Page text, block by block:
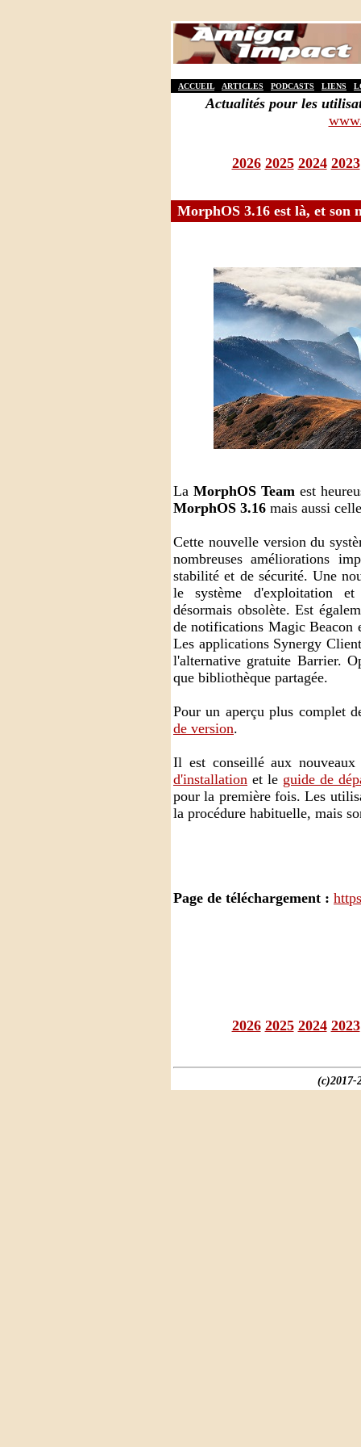
ACCUEIL ARTICLES PODCASTS LIENS
Actualités pour les
2026 2025 2024 2023
MorphOS 3.16 est là, et son
La MorphOS Team est
MorphOS 3.16 mais aussi
Cette nouvelle version du
nombreuses améliorations
stabilité et de sécurité. Une
le système d'exploitation
désormais obsolète. Est
de notifications Magic Beacon
Les applications Synergy
l'alternative gratuite Barrier.
que bibliothèque partagée.
Pour un aperçu plus complet
de version.
Il est conseillé aux
d'installation et le guide de
pour la première fois. Les
la procédure habituelle, mais
Page de téléchargement :
2026 2025 2024 2023
(c)2017-